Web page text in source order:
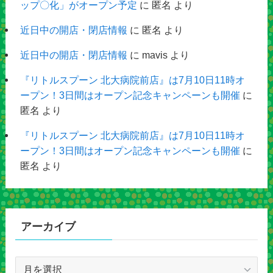
ップ〇化」がオープン予定 に 匿名 より
近日中の開店・閉店情報 に 匿名 より
近日中の開店・閉店情報 に mavisより
『リトルスプーン 北大病院前店』は7月10日11時オ
ープン！3日間はオープン記念キャンペーンも開催 に
匿名 より
『リトルスプーン 北大病院前店』は7月10日11時オ
ープン！3日間はオープン記念キャンペーンも開催 に
匿名 より
アーカイブ